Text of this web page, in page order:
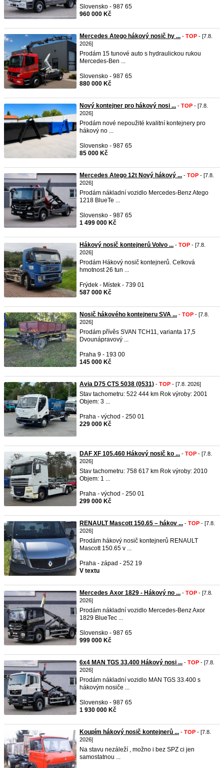
Slovensko - 987 65
960 000 Kč
Mercedes Atego hákový nosič hy ... - TOP - [7.8.
2026]
Prodám 15 tunové auto s hydraulickou rukou
Mercedes-Ben ...
Slovensko - 987 65
880 000 Kč
Nový kontejner pro hákový nosi ... - TOP - [7.8.
2026]
Prodám nové nepoužité kvalitní kontejnery pro
hákový no ...
Slovensko - 987 65
85 000 Kč
Mercedes Atego 12t Nový hákový ... - TOP - [7.8.
2026]
Prodám nákladní vozidlo Mercedes-Benz Atego
1218 BlueTe ...
Slovensko - 987 65
1 499 000 Kč
Hákový nosič kontejnerů Volvo ... - TOP - [7.8.
2026]
Prodám Hákový nosič kontejnerů. Celková
hmotnost 26 tun ...
Frýdek - Místek - 739 01
587 000 Kč
Nosič hákového kontejneru SVA ... - TOP - [7.8.
2026]
Prodám přívěs SVAN TCH11, varianta 17,5
Dvounápravový ...
Praha 9 - 193 00
145 000 Kč
Avia D75 CTS 5038 (0531) - TOP - [7.8. 2026]
Stav tachometru: 522 444 km Rok výroby: 2001
Objem: 3 ...
Praha - východ - 250 01
229 000 Kč
DAF XF 105.460 Hákový nosič ko ... - TOP - [7.8.
2026]
Stav tachometru: 758 617 km Rok výroby: 2010
Objem: 1 ...
Praha - východ - 250 01
299 000 Kč
RENAULT Mascott 150.65 – hákov ... - TOP - [7.8.
2026]
Prodám hákový nosič kontejnerů RENAULT
Mascott 150.65 v ...
Praha - západ - 252 19
V textu
Mercedes Axor 1829 - Hákový no ... - TOP - [7.8.
2026]
Prodám nákladní vozidlo Mercedes-Benz Axor
1829 BlueTec ...
Slovensko - 987 65
999 000 Kč
6x4 MAN TGS 33.400 Hákový nosi ... - TOP - [7.8.
2026]
Prodám nákladní vozidlo MAN TGS 33.400 s
hákovým nosiče ...
Slovensko - 987 65
1 930 000 Kč
Koupím hákový nosič kontejnerů ... - TOP - [7.8.
2026]
Na stavu nezáleží , možno i bez SPZ ci jen
samostatnou ...